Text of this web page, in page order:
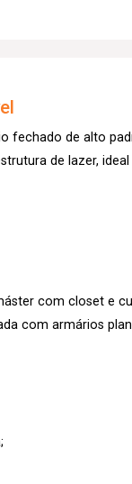
fechado de alto
de lazer,
com closet e
com armários